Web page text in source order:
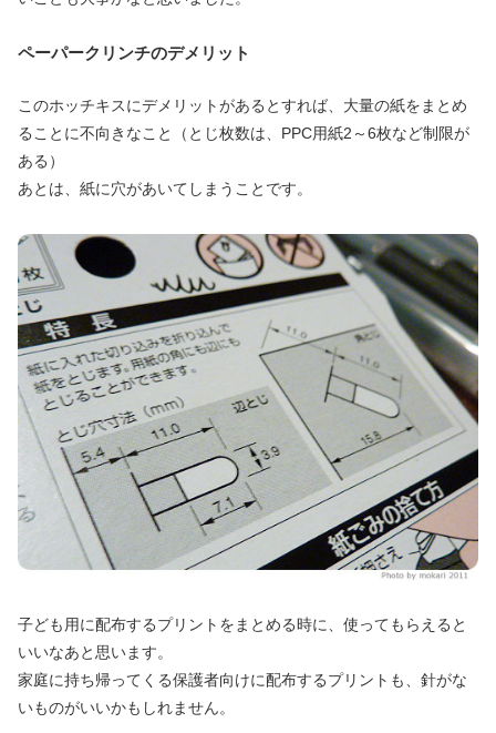
ペーパークリンチのデメリット
このホッチキスにデメリットがあるとすれば、大量の紙をまとめ
ることに不向きなこと（とじ枚数は、PPC用紙2～6枚など制限が
ある）
あとは、紙に穴があいてしまうことです。
子ども用に配布するプリントをまとめる時に、使ってもらえると
いいなあと思います。
家庭に持ち帰ってくる保護者向けに配布するプリントも、針がな
いものがいいかもしれません。